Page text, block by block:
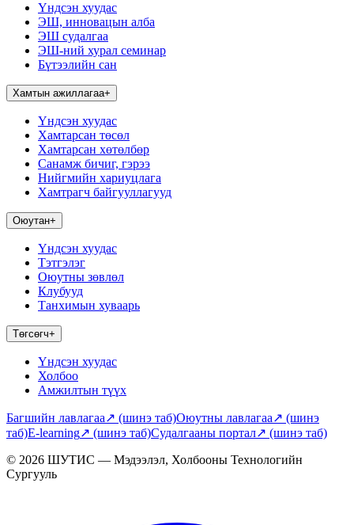
Үндсэн хуудас
ЭШ, инновацын алба
ЭШ судалгаа
ЭШ-ний хурал семинар
Бүтээлийн сан
Хамтын ажиллагаа+
Үндсэн хуудас
Хамтарсан төсөл
Хамтарсан хөтөлбөр
Санамж бичиг, гэрээ
Нийгмийн хариуцлага
Хамтрагч байгууллагууд
Оюутан+
Үндсэн хуудас
Тэтгэлэг
Оюутны зөвлөл
Клубууд
Танхимын хуваарь
Төгсөгч+
Үндсэн хуудас
Холбоо
Амжилтын түүх
Багшийн лавлагаа↗ (шинэ таб)Оюутны лавлагаа↗ (шинэ
таб)E-learning↗ (шинэ таб)Судалгааны портал↗ (шинэ таб)
© 2026 ШУТИС — Мэдээлэл, Холбооны Технологийн
Сургууль